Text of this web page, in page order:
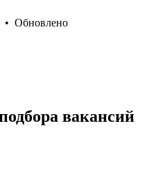
• Обновлено
вакансий